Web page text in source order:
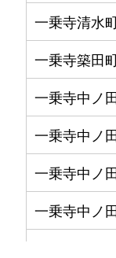
聖護院山王
聖護院山王
聖護院中町
聖護院蓮華
浄土寺西田
浄土寺西田
高野蓼原町
岩倉幡枝町
岩倉花園町
岩倉三笠町
岩倉南大鷺
岩倉三宅町
岡崎西福ノ
一乗寺清水
一乗寺築田
一乗寺中ノ
一乗寺中ノ
一乗寺中ノ
一乗寺中ノ